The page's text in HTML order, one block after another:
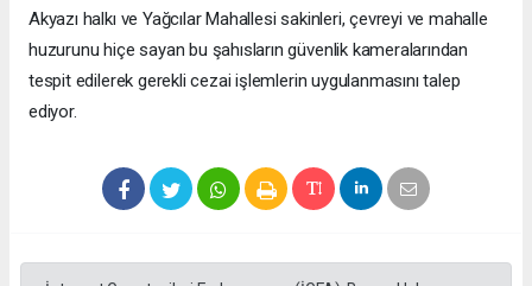
Akyazı halkı ve Yağcılar Mahallesi sakinleri, çevreyi ve mahalle
huzurunu hiçe sayan bu şahısların güvenlik kameralarından
tespit edilerek gerekli cezai işlemlerin uygulanmasını talep
ediyor.